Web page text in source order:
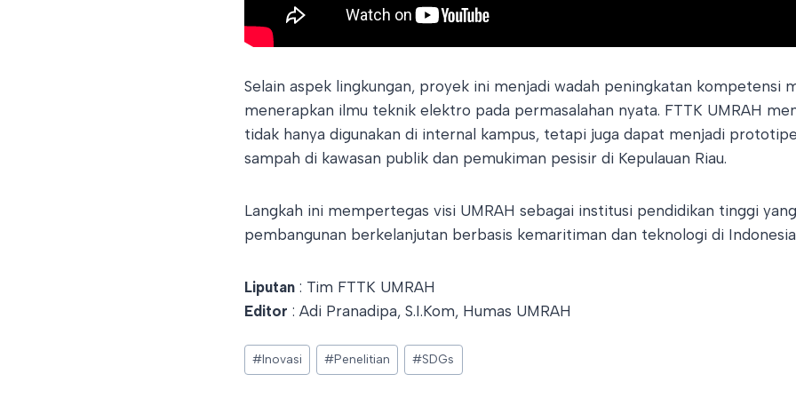
Selain aspek lingkungan, proyek ini menjadi wadah peningkatan kompetensi
menerapkan ilmu teknik elektro pada permasalahan nyata. FTTK UMRAH
tidak hanya digunakan di internal kampus, tetapi juga dapat menjadi
sampah di kawasan publik dan pemukiman pesisir di Kepulauan Riau.
Langkah ini mempertegas visi UMRAH sebagai institusi pendidikan tinggi
pembangunan berkelanjutan berbasis kemaritiman dan teknologi di
Liputan : Tim FTTK UMRAH
Editor : Adi Pranadipa, S.I.Kom, Humas UMRAH
Post
Tags:
#Inovasi #Penelitian #SDGs